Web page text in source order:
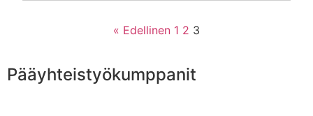
« Edellinen 1 2 3
Pääyhteistyökumppanit